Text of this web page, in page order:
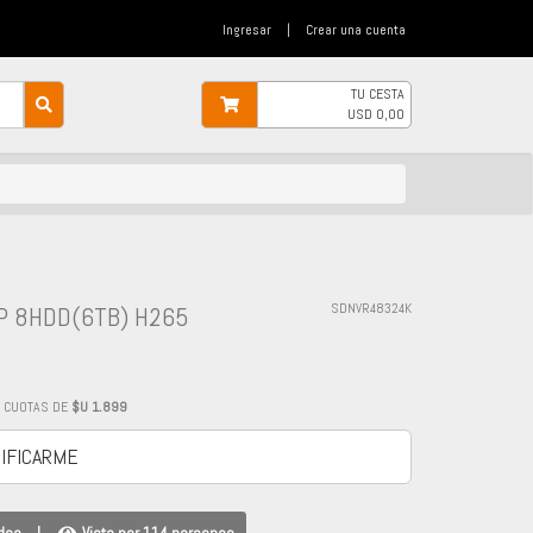
Ingresar | Crear una cuenta
TU CESTA
USD 0,00
8HDD(6TB) H265 SDNVR48324K
CUOTAS DE $U 1.899